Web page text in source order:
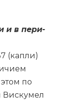
и в пе­ри­
(кап­ли)
по
Вис­ку­мел